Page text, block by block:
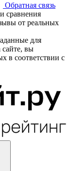
Обратная связь
сравнения
от реальных
для
сайте, вы
в соответствии с